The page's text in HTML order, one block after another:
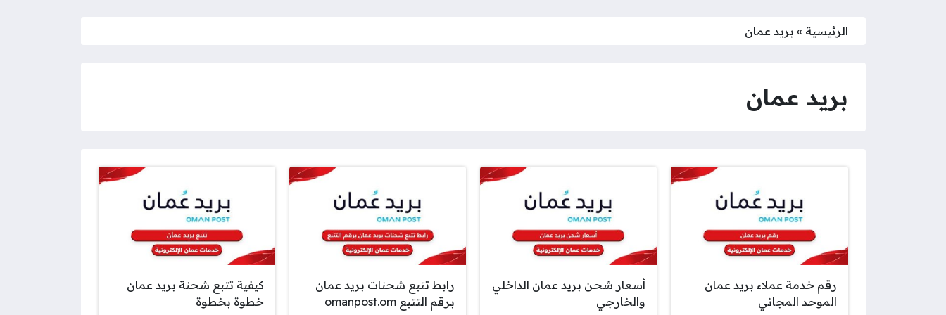
الرئيسية » بريد عمان
بريد عمان
رقم خدمة عملاء بريد عمان
الموحد المجاني
أسعار شحن بريد عمان الداخلي
والخارجي
رابط تتبع شحنات بريد عمان
برقم التتبع omanpost.om
كيفية تتبع شحنة بريد عمان
خطوة بخطوة